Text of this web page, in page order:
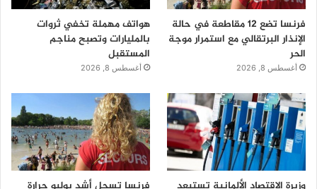
فرنسا تضع 12 مقاطعة في حالة
الإنذار البرتقالي مع استمرار موجة
الحر
أغسطس 8, 2026
هواتف مهملة تخفي ثروات
بالمليارات وتصبح مناجم
المستقبل
أغسطس 8, 2026